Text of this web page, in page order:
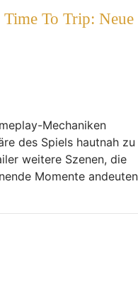
To Trip: Neue
Mechaniken
des Spiels hautnah zu
weitere Szenen, die
Momente andeuten